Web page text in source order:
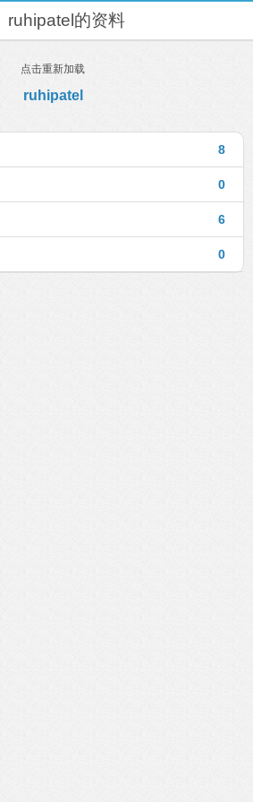
ruhipatel的资料
点击重新加载
ruhipatel
8
0
6
0